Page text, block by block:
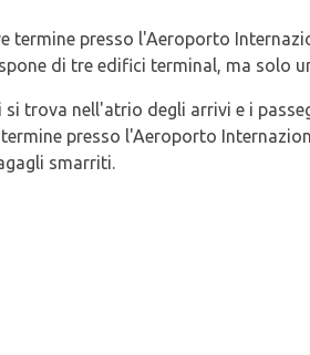
termine presso l'Aeroporto
di tre edifici terminal, ma solo
trova nell'atrio degli arrivi e i
presso l'Aeroporto
smarriti.